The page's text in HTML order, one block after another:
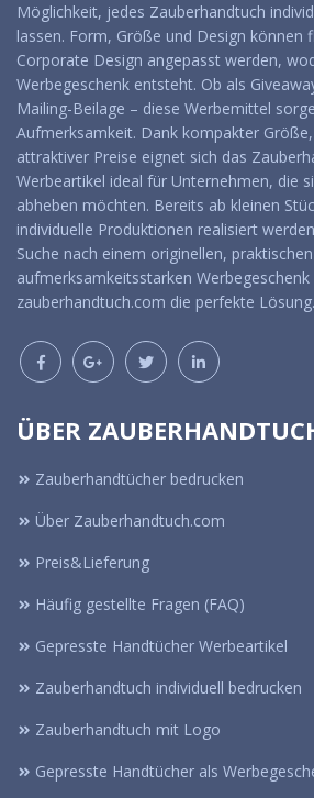
Möglichkeit, jedes Zauberhandtuch
lassen. Form, Größe und Design können
Corporate Design angepasst werden,
Werbegeschenk entsteht. Ob als
Mailing-Beilage – diese Werbemittel
Aufmerksamkeit. Dank kompakter
attraktiver Preise eignet sich das
Werbeartikel ideal für Unternehmen, die
abheben möchten. Bereits ab kleinen
individuelle Produktionen realisiert
Suche nach einem originellen,
aufmerksamkeitsstarken
zauberhandtuch.com die perfekte Lösung.
ÜBER
Zauberhandtücher bedrucken
Über Zauberhandtuch.com
Preis&Lieferung
Häufig gestellte Fragen (FAQ)
Gepresste Handtücher Werbeartikel
Zauberhandtuch individuell bedrucken
Zauberhandtuch mit Logo
Gepresste Handtücher als